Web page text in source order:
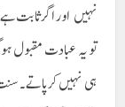
نہیں اور اگر ثابت
تو یہ عبادت مقبول
ہی نہیں